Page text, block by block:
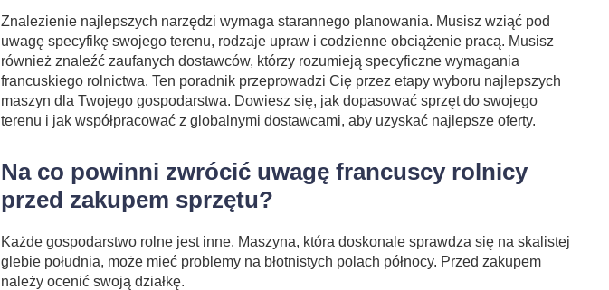
Znalezienie najlepszych narzędzi wymaga starannego planowania. Musisz wziąć pod
uwagę specyfikę swojego terenu, rodzaje upraw i codzienne obciążenie pracą. Musisz
również znaleźć zaufanych dostawców, którzy rozumieją specyficzne wymagania
francuskiego rolnictwa. Ten poradnik przeprowadzi Cię przez etapy wyboru najlepszych
maszyn dla Twojego gospodarstwa. Dowiesz się, jak dopasować sprzęt do swojego
terenu i jak współpracować z globalnymi dostawcami, aby uzyskać najlepsze oferty.
Na co powinni zwrócić uwagę francuscy rolnicy
przed zakupem sprzętu?
Każde gospodarstwo rolne jest inne. Maszyna, która doskonale sprawdza się na skalistej
glebie południa, może mieć problemy na błotnistych polach północy. Przed zakupem
należy ocenić swoją działkę.